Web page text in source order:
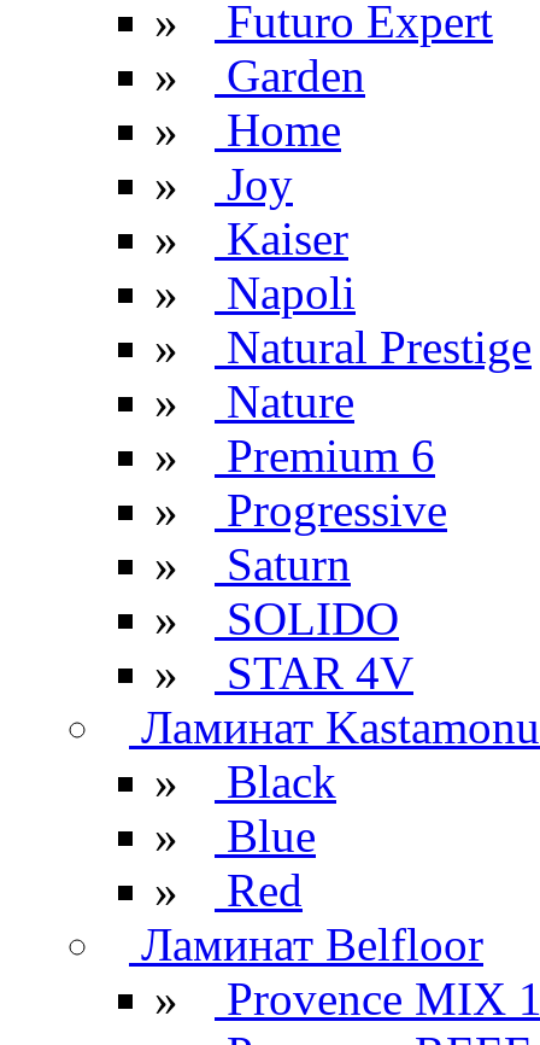
»
Futuro Expert
»
Garden
»
Home
»
Joy
»
Kaiser
»
Napoli
»
Natural Prestige
»
Nature
»
Premium 6
»
Progressive
»
Saturn
»
SOLIDO
»
STAR 4V
Ламинат Kastamonu
»
Black
»
Blue
»
Red
Ламинат Belfloor
»
Provence MIX